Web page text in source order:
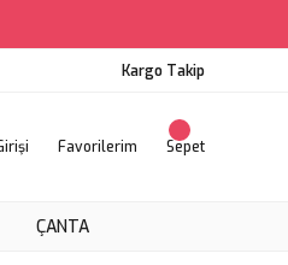
Kargo Takip
Favorilerim Sepet
ÇANTA